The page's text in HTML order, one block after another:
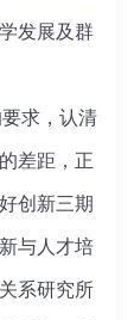
发展及群
求，认清
差距，正
创新三期
与人才培
系研究所